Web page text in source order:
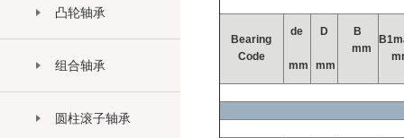
凸轮轴承
组合轴承
圆柱滚子轴承
Bearing
Code
de
mm
D
mm
B
mm